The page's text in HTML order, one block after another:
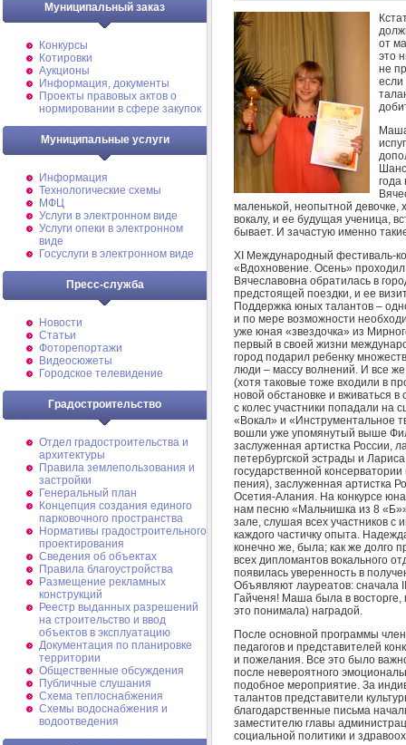
Муниципальный заказ
Конкурсы
Котировки
Аукционы
Информация, документы
Проекты правовых актов о
нормировании в сфере закупок
Муниципальные услуги
Информация
Технологические схемы
МФЦ
Услуги в электронном виде
Услуги опеки в электронном
виде
Госуслуги в электронном виде
Пресс-служба
Новости
Статьи
Фоторепортажи
Видеосюжеты
Городское телевидение
Градостроительство
Отдел градостроительства и
архитектуры
Правила землепользования и
застройки
Генеральный план
Концепция создания единого
парковочного пространства
Нормативы градостроительного
проектирования
Сведения об объектах
Правила благоустройства
Размещение рекламных
конструкций
Реестр выданных разрешений
на строительство и ввод
объектов в эксплуатацию
Документация по планировке
территории
Общественные обсуждения
Публичные слушания
Схема теплоснабжения
Схемы водоснабжения и
водоотведения
от
это
не
года
маленькой, неопытной девочке,
вокалу, и ее будущая ученица,
бывает. И зачастую именно
XI Международный фестиваль-
«Вдохновение. Осень»
Вячеславовна обратилась в
предстоящей поездки, и ее
Поддержка юных талантов –
и по мере возможности
уже юная «звездочка» из
первый в своей жизни
город подарил ребенку
люди – массу волнений. И все
(хотя таковые тоже входили в
новой обстановке и вживаться в
с колес участники попадали на
«Вокал» и «Инструментальное
вошли уже упомянутый выше
заслуженная артистка России,
петербургской эстрады и
государственной
пения), заслуженная артистка
Осетия-Алания. На конкурсе
нам песню «Мальчишка из 8
зале, слушая всех участников с
каждого частичку опыта.
конечно же, была; как же долго
всех дипломантов вокального
появилась уверенность в
Объявляют лауреатов: сначала
Гайченя! Маша была в восторге,
это понимала) наградой.
После основной программы
педагогов и представителей
и пожелания. Все это было
после невероятного
подобное мероприятие. За
талантов представители
благодарственные письма
заместителю главы
социальной политики и